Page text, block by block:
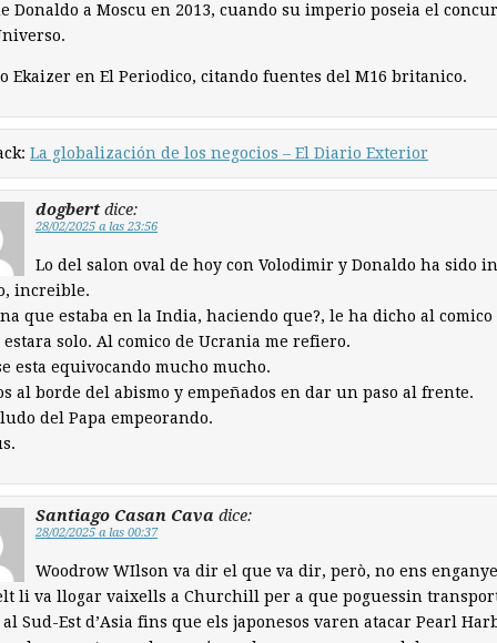
Donaldo a Moscu en 2013, cuando su imperio poseia el
Ekaizer en El Periodico, citando fuentes del M16 britanico.
La globalización de los negocios – El Diario Exterior
dogbert dice:
28/02/2025 a las 23:56
Lo del salon oval de hoy con Volodimir y Donaldo ha sido
increible.
que estaba en la India, haciendo que?, le ha dicho al comico
solo. Al comico de Ucrania me refiero.
esta equivocando mucho mucho.
al borde del abismo y empeñados en dar un paso al frente.
del Papa empeorando.
Santiago Casan Cava dice:
28/02/2025 a las 00:37
Woodrow WIlson va dir el que va dir, però, no ens
li va llogar vaixells a Churchill per a que poguessin
Sud-Est d’Asia fins que els japonesos varen atacar Pearl